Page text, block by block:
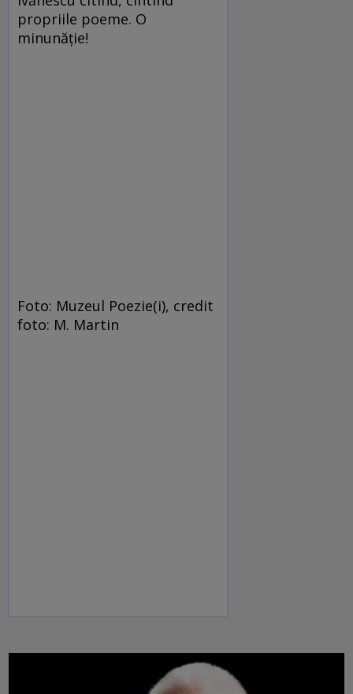
propriile poeme. O
minunăție!
Foto: Muzeul Poezie(i), credit
foto: M. Martin